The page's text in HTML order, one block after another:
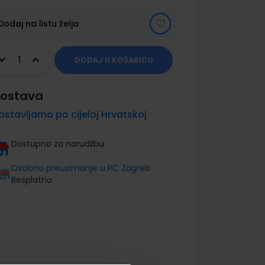
na listu želja
DODAJ U KOŠARICU
po cijeloj Hrvatskoj
Dostupno za narudžbu
Osobno preuzimanje u PC Zagreb
Besplatno